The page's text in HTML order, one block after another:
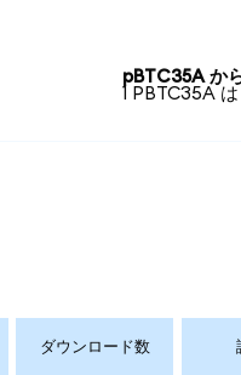
pBTC35A か
1 PBTC35A
ダウンロード数